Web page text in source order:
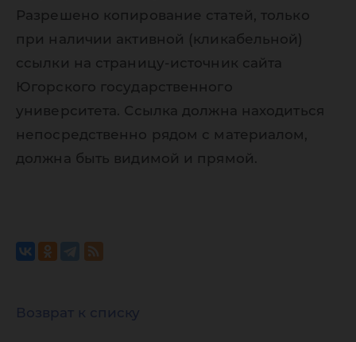
Разрешено копирование статей, только
при наличии активной (кликабельной)
ссылки на страницу-источник сайта
Югорского государственного
университета. Ссылка должна находиться
непосредственно рядом с материалом,
должна быть видимой и прямой.
Возврат к списку